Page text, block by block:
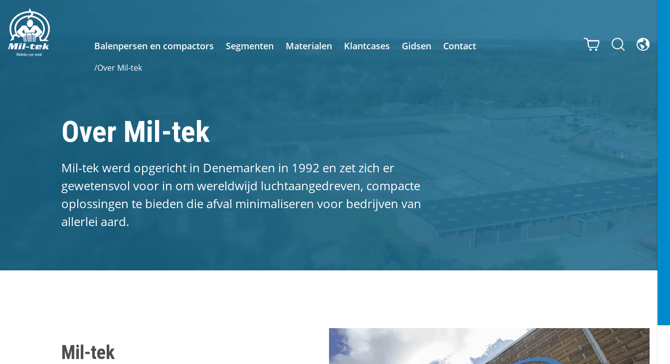
Balenpersen en compactors Segmenten Materialen Klantcases Gidsen Contact
/Over Mil-tek
Over Mil-tek
Mil-tek werd opgericht in Denemarken in 1992 en zet zich er
gewetensvol voor in om wereldwijd luchtaangedreven, compacte
oplossingen te bieden die afval minimaliseren voor bedrijven van
allerlei aard.
Mil-tek